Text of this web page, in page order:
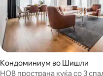
Кондоминиум во Шишли
НОВ пространа куќа со 3